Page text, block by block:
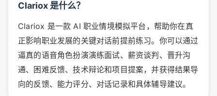
Clariox 是什么？
Clariox 是一款 AI 职业情境模拟平台，帮助你在真
正影响职业发展的关键对话前提前练习。你可以通过
逼真的语音角色扮演演练面试、薪资谈判、晋升沟
通、困难反馈、技术辩论和项目提案，并获得结果导
向的反馈、能力评分、对话记录和具体辅导建议。